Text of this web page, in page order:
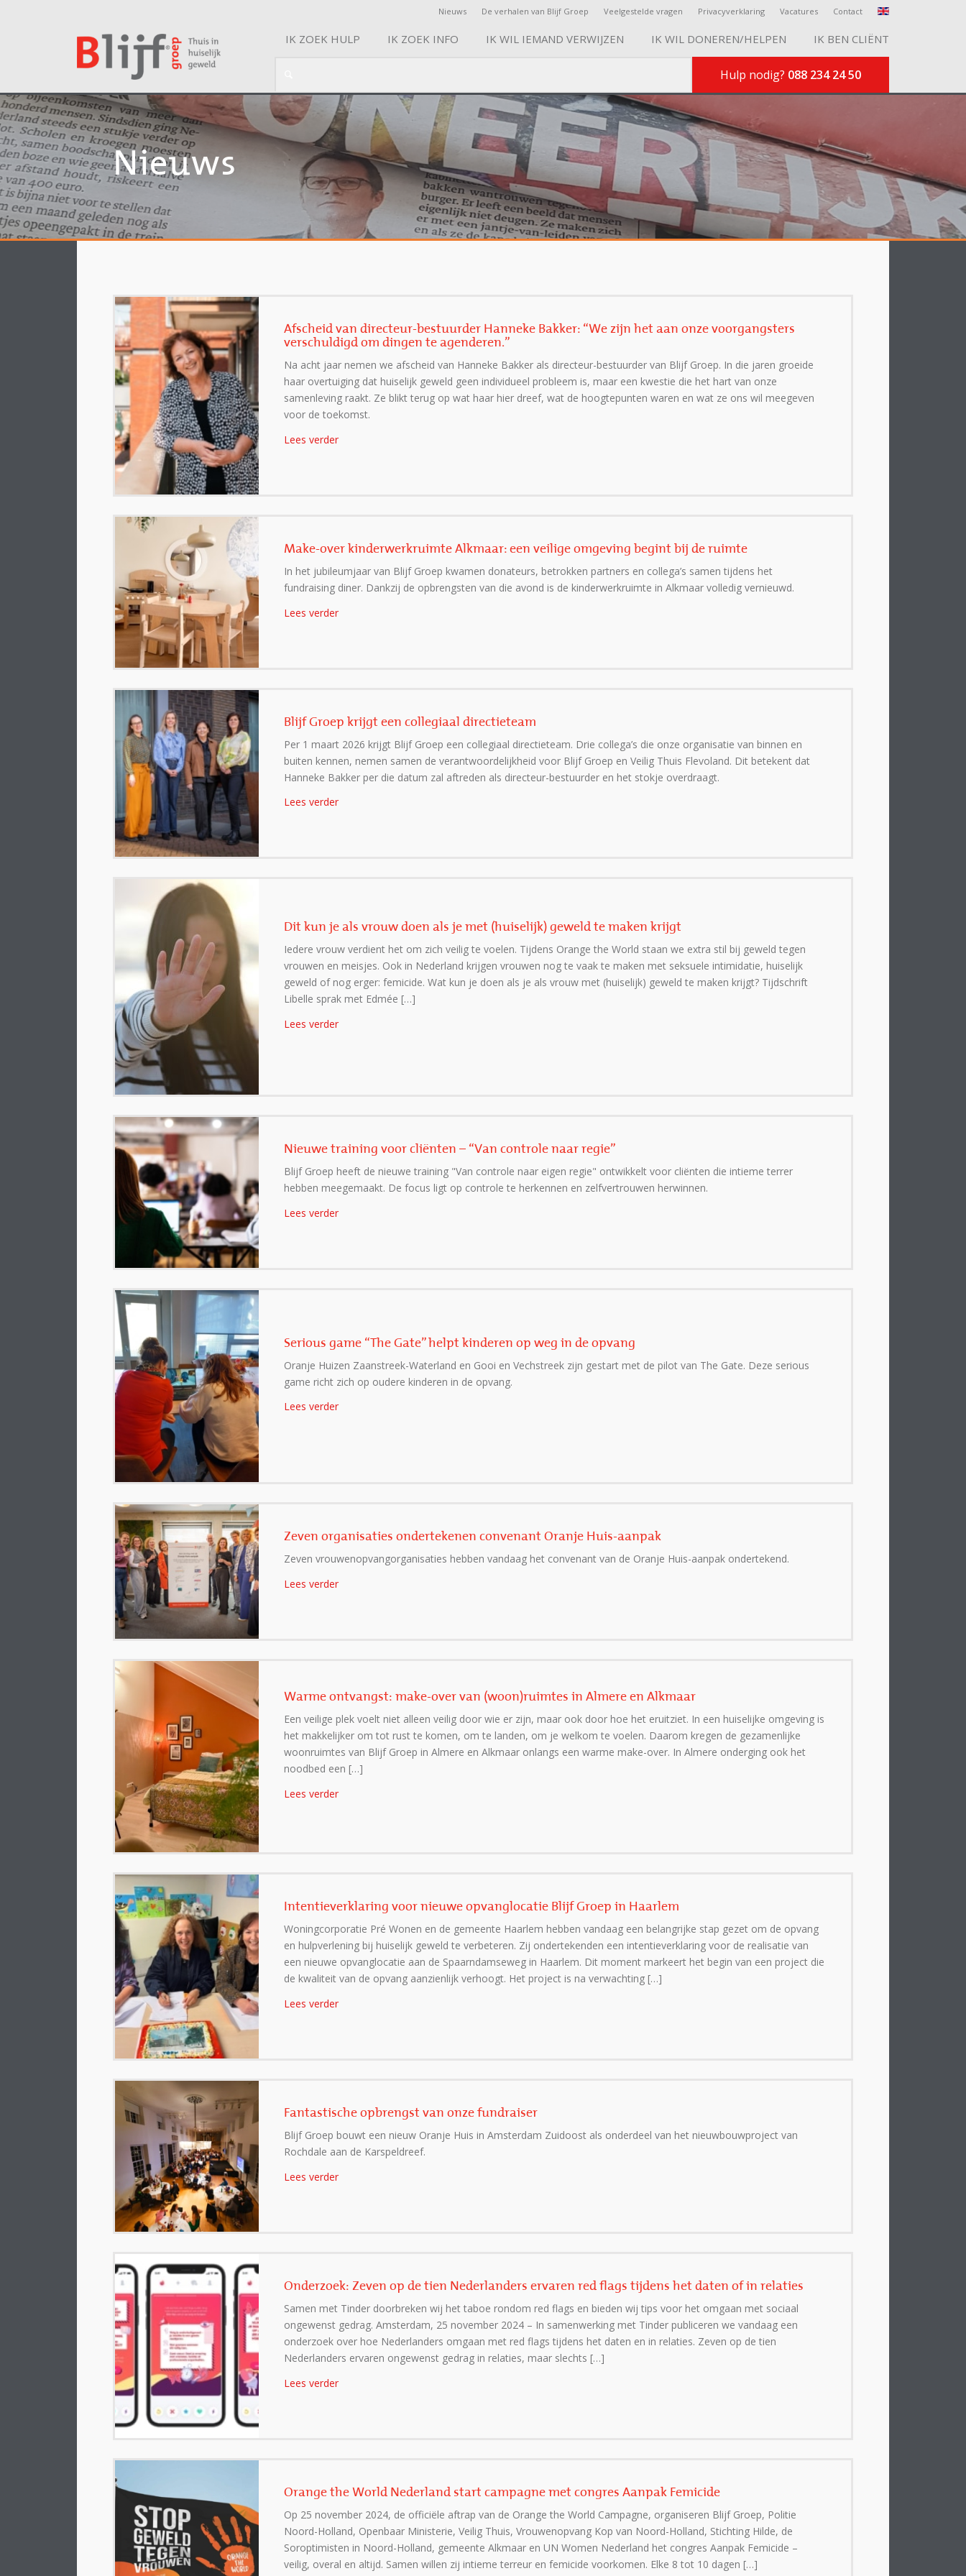
Nieuws De verhalen van Blijf Groep Veelgestelde vragen Privacyverklaring Vacatures Contact
Hulp nodig? 088 234 24 50
IK ZOEK HULP IK ZOEK INFO IK WIL IEMAND VERWIJZEN IK WIL DONEREN/HELPEN IK BEN CLIËNT
Nieuws
Afscheid van directeur-bestuurder Hanneke Bakker: “We zijn het aan onze voorgangsters
verschuldigd om dingen te agenderen.”
Na acht jaar nemen we afscheid van Hanneke Bakker als directeur-bestuurder van Blijf Groep. In die jaren groeide
haar overtuiging dat huiselijk geweld geen individueel probleem is, maar een kwestie die het hart van onze
samenleving raakt. Ze blikt terug op wat haar hier dreef, wat de hoogtepunten waren en wat ze ons wil meegeven
voor de toekomst.
Lees verder
Make-over kinderwerkruimte Alkmaar: een veilige omgeving begint bij de ruimte
In het jubileumjaar van Blijf Groep kwamen donateurs, betrokken partners en collega’s samen tijdens het
fundraising diner. Dankzij de opbrengsten van die avond is de kinderwerkruimte in Alkmaar volledig vernieuwd.
Lees verder
Blijf Groep krijgt een collegiaal directieteam
Per 1 maart 2026 krijgt Blijf Groep een collegiaal directieteam. Drie collega’s die onze organisatie van binnen en
buiten kennen, nemen samen de verantwoordelijkheid voor Blijf Groep en Veilig Thuis Flevoland. Dit betekent dat
Hanneke Bakker per die datum zal aftreden als directeur-bestuurder en het stokje overdraagt.
Lees verder
Dit kun je als vrouw doen als je met (huiselijk) geweld te maken krijgt
Iedere vrouw verdient het om zich veilig te voelen. Tijdens Orange the World staan we extra stil bij geweld tegen
vrouwen en meisjes. Ook in Nederland krijgen vrouwen nog te vaak te maken met seksuele intimidatie, huiselijk
geweld of nog erger: femicide. Wat kun je doen als je als vrouw met (huiselijk) geweld te maken krijgt? Tijdschrift
Libelle sprak met Edmée […]
Lees verder
Nieuwe training voor cliënten – “Van controle naar regie”
Blijf Groep heeft de nieuwe training "Van controle naar eigen regie" ontwikkelt voor cliënten die intieme terrer
hebben meegemaakt. De focus ligt op controle te herkennen en zelfvertrouwen herwinnen.
Lees verder
Serious game “The Gate” helpt kinderen op weg in de opvang
Oranje Huizen Zaanstreek-Waterland en Gooi en Vechstreek zijn gestart met de pilot van The Gate. Deze serious
game richt zich op oudere kinderen in de opvang.
Lees verder
Zeven organisaties ondertekenen convenant Oranje Huis-aanpak
Zeven vrouwenopvangorganisaties hebben vandaag het convenant van de Oranje Huis-aanpak ondertekend.
Lees verder
Warme ontvangst: make-over van (woon)ruimtes in Almere en Alkmaar
Een veilige plek voelt niet alleen veilig door wie er zijn, maar ook door hoe het eruitziet. In een huiselijke omgeving is
het makkelijker om tot rust te komen, om te landen, om je welkom te voelen. Daarom kregen de gezamenlijke
woonruimtes van Blijf Groep in Almere en Alkmaar onlangs een warme make-over. In Almere onderging ook het
noodbed een […]
Lees verder
Intentieverklaring voor nieuwe opvanglocatie Blijf Groep in Haarlem
Woningcorporatie Pré Wonen en de gemeente Haarlem hebben vandaag een belangrijke stap gezet om de opvang
en hulpverlening bij huiselijk geweld te verbeteren. Zij ondertekenden een intentieverklaring voor de realisatie van
een nieuwe opvanglocatie aan de Spaarndamseweg in Haarlem. Dit moment markeert het begin van een project die
de kwaliteit van de opvang aanzienlijk verhoogt. Het project is na verwachting […]
Lees verder
Fantastische opbrengst van onze fundraiser
Blijf Groep bouwt een nieuw Oranje Huis in Amsterdam Zuidoost als onderdeel van het nieuwbouwproject van
Rochdale aan de Karspeldreef.
Lees verder
Onderzoek: Zeven op de tien Nederlanders ervaren red flags tijdens het daten of in relaties
Samen met Tinder doorbreken wij het taboe rondom red flags en bieden wij tips voor het omgaan met sociaal
ongewenst gedrag. Amsterdam, 25 november 2024 – In samenwerking met Tinder publiceren we vandaag een
onderzoek over hoe Nederlanders omgaan met red flags tijdens het daten en in relaties. Zeven op de tien
Nederlanders ervaren ongewenst gedrag in relaties, maar slechts […]
Lees verder
Orange the World Nederland start campagne met congres Aanpak Femicide
Op 25 november 2024, de officiële aftrap van de Orange the World Campagne, organiseren Blijf Groep, Politie
Noord-Holland, Openbaar Ministerie, Veilig Thuis, Vrouwenopvang Kop van Noord-Holland, Stichting Hilde, de
Soroptimisten in Noord-Holland, gemeente Alkmaar en UN Women Nederland het congres Aanpak Femicide –
veilig, overal en altijd. Samen willen zij intieme terreur en femicide voorkomen. Elke 8 tot 10 dagen […]